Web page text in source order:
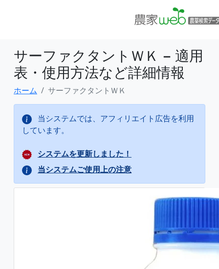
サーファクタントＷＫ − 適用
表・使用方法など詳細情報
ホーム サーファクタントＷＫ
当システムでは、アフィリエイト広告を利用
しています。
システムを更新しました！
当システムご使用上の注意